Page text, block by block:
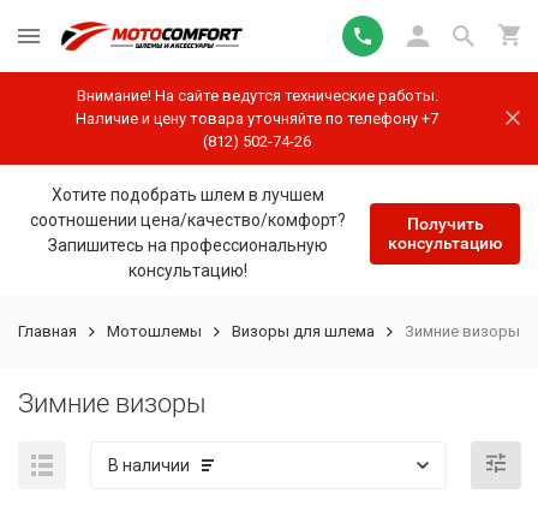
Внимание! На сайте ведутся технические работы.
Наличие и цену товара уточняйте по телефону +7
(812) 502-74-26
Хотите подобрать шлем в лучшем
соотношении цена/качество/комфорт?
Запишитесь на профессиональную
консультацию!
Получить
консультацию
Главная Мотошлемы Визоры для шлема Зимние визоры
Зимние визоры
В наличии